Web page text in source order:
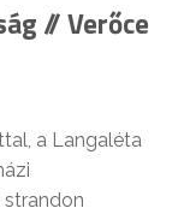
// Verőce
a Langaléta